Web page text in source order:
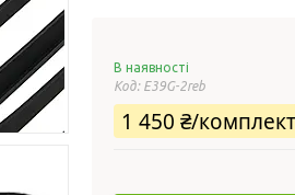
В наявності
Код: E39G-2reb
1 450 ₴/комплект